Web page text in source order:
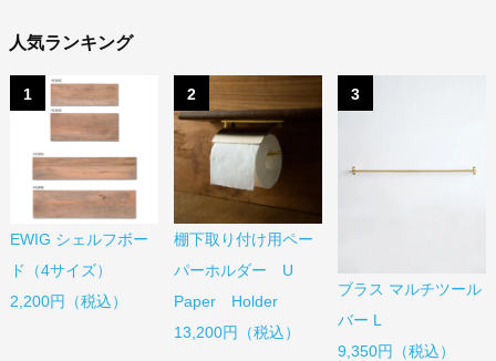
人気ランキング
1
EWIG シェルフボー
ド（4サイズ）
2,200円（税込）
2
棚下取り付け用ペー
パーホルダー U
Paper Holder
13,200円（税込）
3
ブラス マルチツール
バー L
9,350円（税込）